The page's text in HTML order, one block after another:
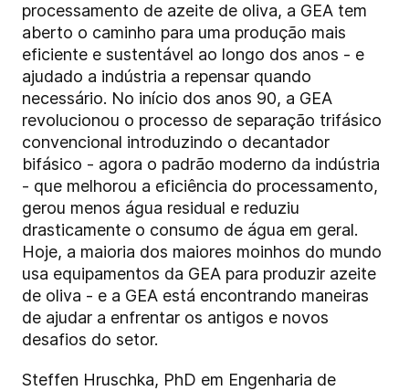
processamento de azeite de oliva, a GEA tem
aberto o caminho para uma produção mais
eficiente e sustentável ao longo dos anos - e
ajudado a indústria a repensar quando
necessário. No início dos anos 90, a GEA
revolucionou o processo de separação trifásico
convencional introduzindo o decantador
bifásico - agora o padrão moderno da indústria
- que melhorou a eficiência do processamento,
gerou menos água residual e reduziu
drasticamente o consumo de água em geral.
Hoje, a maioria dos maiores moinhos do mundo
usa equipamentos da GEA para produzir azeite
de oliva - e a GEA está encontrando maneiras
de ajudar a enfrentar os antigos e novos
desafios do setor.
Steffen Hruschka, PhD em Engenharia de